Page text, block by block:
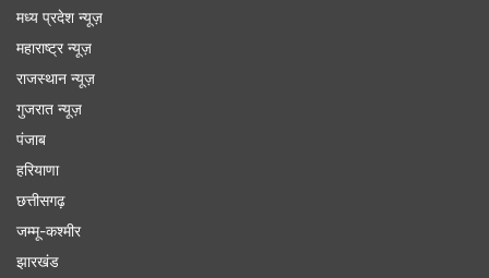
हम जिस रिचार्ज प्लान के बारे में बात कर रहे हैं वह 997 रुपये
का आता है। इसमें कंपनी एक से बढ़कर एक धांसू ऑफर देती
है। प्लान में आपको कुल 160 दिनों की वैलिडिटी मिल जाती
है। पूरी वैलिडिटी के दौरान आप किसी भी नेटवर्क में
मध्य प्रदेश न्यूज़
महाराष्ट्र न्यूज़
राजस्थान न्यूज़
गुजरात न्यूज़
पंजाब
हरियाणा
छत्तीसगढ़
जम्मू-कश्मीर
झारखंड